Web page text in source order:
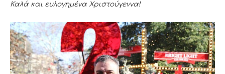
Καλά και ευλογημένα Χριστούγεννα!